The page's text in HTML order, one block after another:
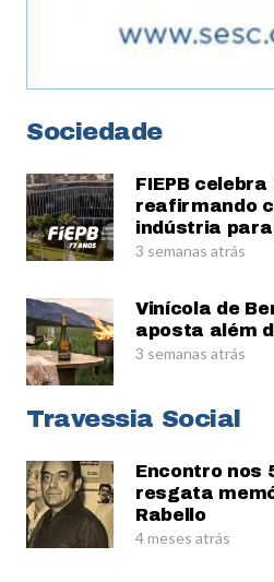
Sociedade
FIEPB
reafirmando
indústria
3 semanas atrás
Vinícola de
aposta além
3 semanas atrás
Travessia Social
Encontro nos
resgata
Rabello
4 meses atrás